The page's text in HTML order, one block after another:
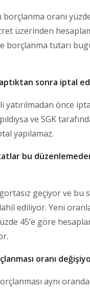
borçlanma oranı
üzerinden
borçlanma tutarı
sonra iptal
yatırılmadan önce
ve SGK
yapılamaz.
bu
geçiyor ve bu
ediliyor. Yeni
45’e göre
oranı
aynı